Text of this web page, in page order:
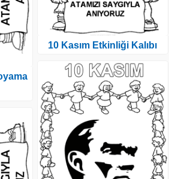
10 Kasım Etkinliği Kalıbı